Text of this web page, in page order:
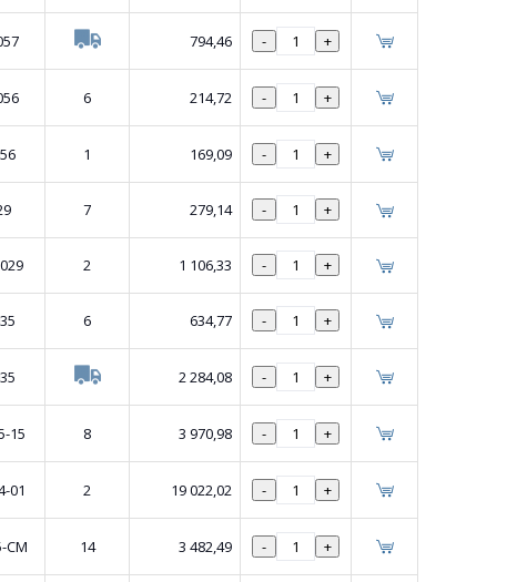
794,46 - +
6 214,72 - +
1 169,09 - +
7 279,14 - +
2 1 106,33 - +
6 634,77 - +
2 284,08 - +
15 8 3 970,98 - +
01 2 19 022,02 - +
СМ 14 3 482,49 - +